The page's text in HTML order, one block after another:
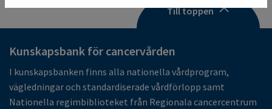
Till toppen
Kunskapsbank för cancervården
I kunskapsbanken finns alla nationella vårdprogram,
vägledningar och standardiserade vårdförlopp samt
Nationella regimbiblioteket från Regionala cancercentrum